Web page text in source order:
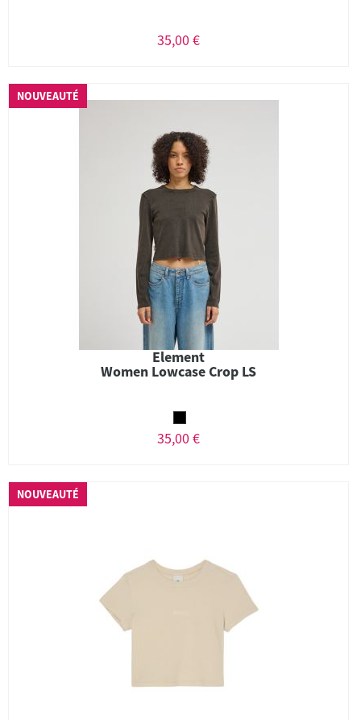
35,00 €
NOUVEAUTÉ
Element
Women Lowcase Crop LS
35,00 €
NOUVEAUTÉ